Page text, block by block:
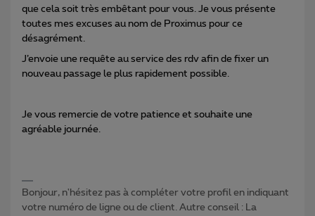
que cela soit très embêtant pour vous. Je vous présente
toutes mes excuses au nom de Proximus pour ce
désagrément.
J’envoie une requête au service des rdv afin de fixer un
nouveau passage le plus rapidement possible.
Je vous remercie de votre patience et souhaite une
agréable journée.
Bonjour, n'hésitez pas à compléter votre profil en indiquant
votre numéro de ligne ou de client. Autre conseil : La